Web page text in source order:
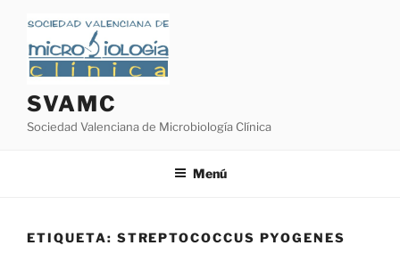
contenido
SVAMC
Sociedad Valenciana de Microbiología Clínica
Menú
ETIQUETA: STREPTOCOCCUS PYOGENES